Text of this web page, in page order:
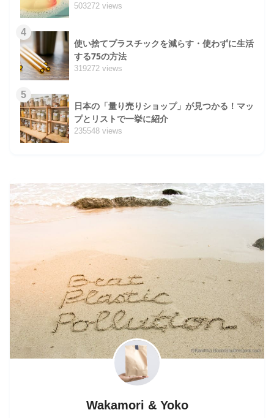
503272 views
4
使い捨てプラスチックを減らす・使わずに生活
する75の方法
319272 views
5
日本の「量り売りショップ」が見つかる！マッ
プとリストで一挙に紹介
235548 views
Wakamori & Yoko